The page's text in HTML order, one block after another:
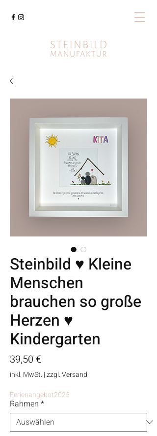
Steinbild ♥ Kleine
Menschen
brauchen so große
Herzen ♥
Kindergarten
39,50 €Preis
inkl. MwSt. |zzgl. Versand
Ferienangebot2025
Rahmen *